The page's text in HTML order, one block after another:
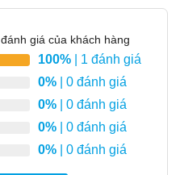
đánh giá của khách hàng
100% | 1 đánh giá
0% | 0 đánh giá
0% | 0 đánh giá
0% | 0 đánh giá
0% | 0 đánh giá